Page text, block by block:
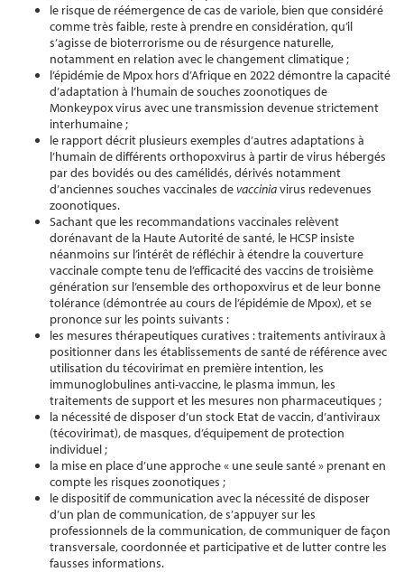
le risque de réémergence de cas de variole, bien que considéré
comme très faible, reste à prendre en considération, qu’il
s’agisse de bioterrorisme ou de résurgence naturelle,
notamment en relation avec le changement climatique ;
l’épidémie de Mpox hors d’Afrique en 2022 démontre la capacité
d’adaptation à l’humain de souches zoonotiques de
Monkeypox virus avec une transmission devenue strictement
interhumaine ;
le rapport décrit plusieurs exemples d’autres adaptations à
l’humain de différents orthopoxvirus à partir de virus hébergés
par des bovidés ou des camélidés, dérivés notamment
d’anciennes souches vaccinales devacciniavirus redevenues
zoonotiques.
Sachant que les recommandations vaccinales relèvent
dorénavant de la Haute Autorité de santé, le HCSP insiste
néanmoins sur l’intérêt de réfléchir à étendre la couverture
vaccinale compte tenu de l’efficacité des vaccins de troisième
génération sur l’ensemble des orthopoxvirus et de leur bonne
tolérance (démontrée au cours de l’épidémie de Mpox), et se
prononce sur les points suivants :
les mesures thérapeutiques curatives : traitements antiviraux à
positionner dans les établissements de santé de référence avec
utilisation du técovirimat en première intention, les
immunoglobulines anti-vaccine, le plasma immun, les
traitements de support et les mesures non pharmaceutiques ;
la nécessité de disposer d’un stock Etat de vaccin, d’antiviraux
(técovirimat), de masques, d’équipement de protection
individuel ;
la mise en place d’une approche « une seule santé » prenant en
compte les risques zoonotiques ;
le dispositif de communication avec la nécessité de disposer
d’un plan de communication, de s’appuyer sur les
professionnels de la communication, de communiquer de façon
transversale, coordonnée et participative et de lutter contre les
fausses informations.